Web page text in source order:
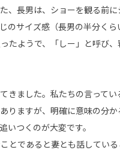
、長男は、ショーを観る前
のサイズ感（長男の半分く
たようで、「しー」と呼び
きました。私たちの言って
りますが、明確に意味の分
いつくのが大変です。
とであると妻とも話してい